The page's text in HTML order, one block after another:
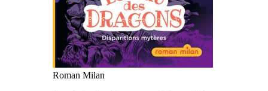
Roman Milan